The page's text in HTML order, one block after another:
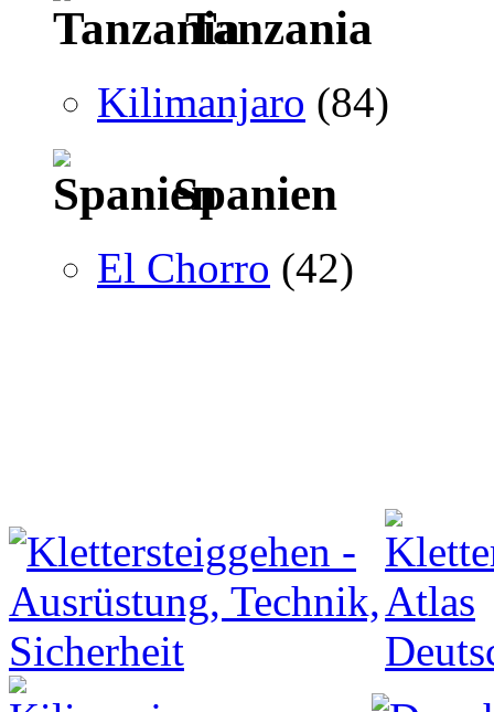
Tanzania
Kilimanjaro (84)
Spanien
El Chorro (42)